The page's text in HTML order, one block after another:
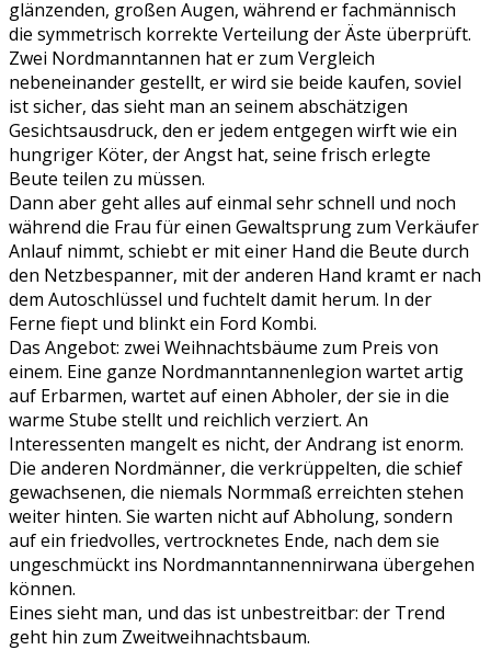
glänzenden, großen Augen, während er fachmännisch
die symmetrisch korrekte Verteilung der Äste überprüft.
Zwei Nordmanntannen hat er zum Vergleich
nebeneinander gestellt, er wird sie beide kaufen, soviel
ist sicher, das sieht man an seinem abschätzigen
Gesichtsausdruck, den er jedem entgegen wirft wie ein
hungriger Köter, der Angst hat, seine frisch erlegte
Beute teilen zu müssen.
Dann aber geht alles auf einmal sehr schnell und noch
während die Frau für einen Gewaltsprung zum Verkäufer
Anlauf nimmt, schiebt er mit einer Hand die Beute durch
den Netzbespanner, mit der anderen Hand kramt er nach
dem Autoschlüssel und fuchtelt damit herum. In der
Ferne fiept und blinkt ein Ford Kombi.
Das Angebot: zwei Weihnachtsbäume zum Preis von
einem. Eine ganze Nordmanntannenlegion wartet artig
auf Erbarmen, wartet auf einen Abholer, der sie in die
warme Stube stellt und reichlich verziert. An
Interessenten mangelt es nicht, der Andrang ist enorm.
Die anderen Nordmänner, die verkrüppelten, die schief
gewachsenen, die niemals Normmaß erreichten stehen
weiter hinten. Sie warten nicht auf Abholung, sondern
auf ein friedvolles, vertrocknetes Ende, nach dem sie
ungeschmückt ins Nordmanntannennirwana übergehen
können.
Eines sieht man, und das ist unbestreitbar: der Trend
geht hin zum Zweitweihnachtsbaum.